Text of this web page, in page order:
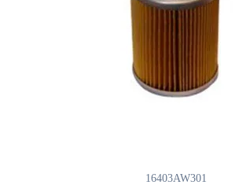
16403AW301